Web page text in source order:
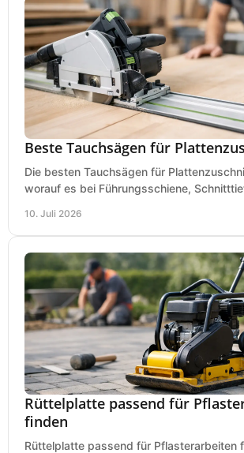
Beste Tauchsägen für
Die besten Tauchsägen für
worauf es bei Führungsschiene,
10. Juli 2026
Rüttelplatte passend für
finden
Rüttelplatte passend für Pflasterarbeiten